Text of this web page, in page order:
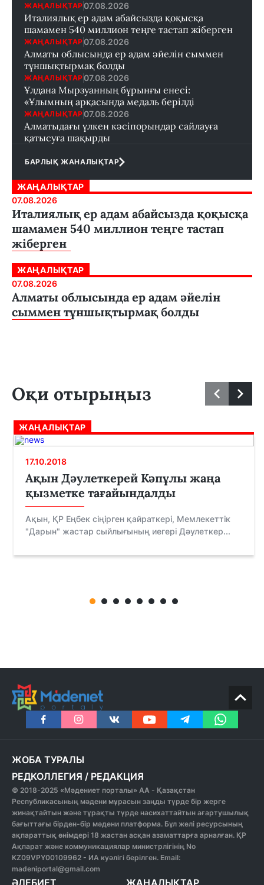
ЖАҢАЛЫҚТАР 07.08.2026
Италиялық ер адам абайсызда қоқысқа
шамамен 540 миллион теңге тастап жіберген
ЖАҢАЛЫҚТАР 07.08.2026
Алматы облысында ер адам әйелін сыммен
тұншықтырмақ болды
ЖАҢАЛЫҚТАР 07.08.2026
Ұлдана Мырзуанның бұрынғы енесі:
«Ұлымның арқасында медаль берілді
ЖАҢАЛЫҚТАР 07.08.2026
Алматыдағы үлкен кәсіпорындар сайлауға
қатысуға шақырды
БАРЛЫҚ ЖАНАЛЫҚТАР
ЖАҢАЛЫҚТАР
07.08.2026
Италиялық ер адам абайсызда қоқысқа
шамамен 540 миллион теңге тастап
жіберген
ЖАҢАЛЫҚТАР
07.08.2026
Алматы облысында ер адам әйелін
сыммен тұншықтырмақ болды
Оқи отырыңыз
ЖАҢАЛЫҚТАР
17.10.2018
Ақын Дәулеткерей Кәпұлы жаңа
қызметке тағайындалды
Ақын, ҚР Еңбек сіңірген қайраткері, Мемлекеттік
"Дарын" жастар сыйлығының иегері Дәулеткер...
ЖОБА ТУРАЛЫ
РЕДКОЛЛЕГИЯ / РЕДАКЦИЯ
© 2018-2025 «Мәдениет порталы» АА - Қазақстан
Республикасының мәдени мұрасын заңды түрде бір жерге
жинақтайтын және тұрақты түрде насихаттайтын ағартушылық
бағыттағы бірден-бір мәдени платформа. Бұл желі ресурсының
ақпараттық өнімдері 18 жастан асқан азаматтарға арналған. ҚР
Ақпарат және коммуникациялар министрлігінің No
KZ09VPY00109962 - ИА куәлігі берілген. Email:
madeniportal@gmail.com